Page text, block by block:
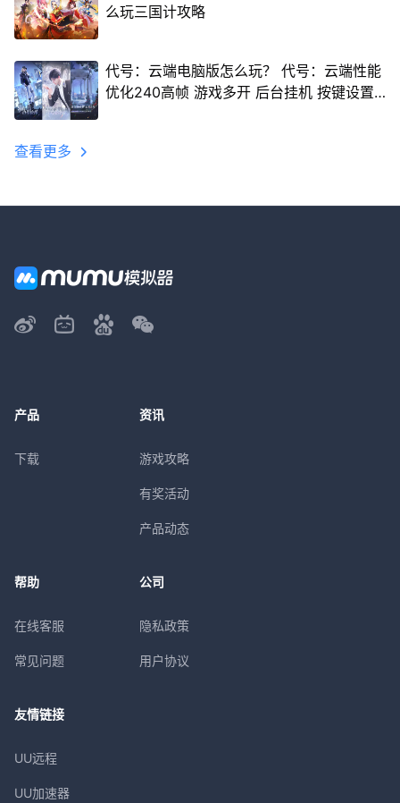
么玩三国计攻略
代号：云端电脑版怎么玩？ 代号：云端性能
优化240高帧 游戏多开 后台挂机 按键设置
查看更多
产品
下载
资讯
游戏攻略
有奖活动
产品动态
帮助
在线客服
常见问题
公司
隐私政策
用户协议
友情链接
UU远程
UU加速器